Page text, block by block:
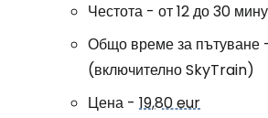
Честота - от 12 до 30
Общо време за пътуване
(включително SkyTrain)
Цена - 19,80 eur